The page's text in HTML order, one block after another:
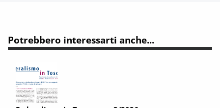
Potrebbero interessarti anche...